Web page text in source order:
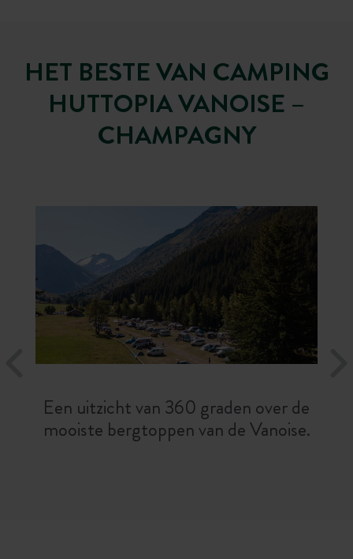
HET BESTE VAN CAMPING
HUTTOPIA VANOISE –
CHAMPAGNY
Een uitzicht van 360 graden over de
mooiste bergtoppen van de Vanoise.